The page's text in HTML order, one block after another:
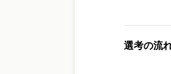
選考の流